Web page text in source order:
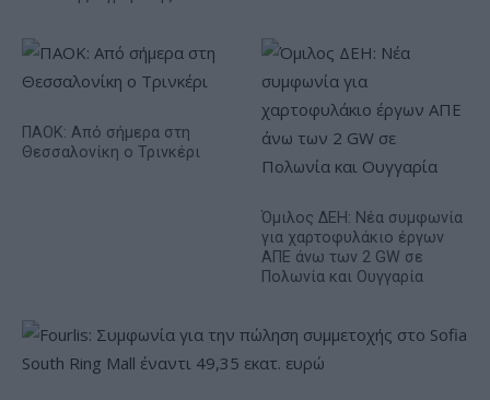
ΠΑΟΚ: Από σήμερα στη
Θεσσαλονίκη ο Τρινκέρι
Όμιλος ΔΕΗ: Νέα συμφωνία
για χαρτοφυλάκιο έργων
ΑΠΕ άνω των 2 GW σε
Πολωνία και Ουγγαρία